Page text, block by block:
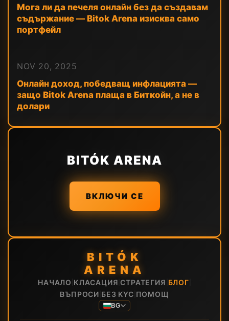
Мога ли да печеля онлайн без да създавам
съдържание — Bitok Arena изисква само
портфейл
NOV 20, 2025
Онлайн доход, победващ инфлацията —
защо Bitok Arena плаща в Биткойн, а не в
долари
BITÓK ARENA
ВКЛЮЧИ СЕ
BITÓK
ARENA
НАЧАЛО КЛАСАЦИЯ |СТРАТЕГИЯ БЛОГ
ВЪПРОСИ БЕЗ KYC ПОМОЩ
BG